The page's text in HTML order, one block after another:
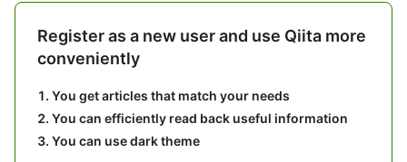
Register as a new user and use Qiita more
conveniently
You get articles that match your needs
You can efficiently read back useful information
You can use dark theme